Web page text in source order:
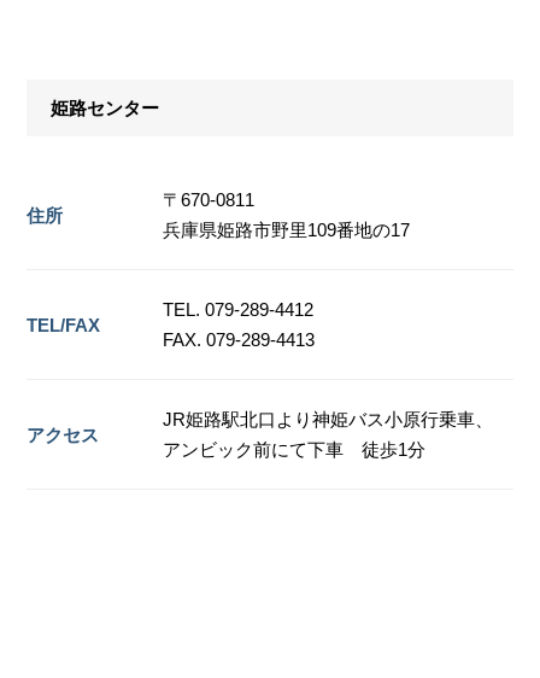
姫路センター
住所
〒670-0811
兵庫県姫路市野里109番地の17
TEL/FAX
TEL. 079-289-4412
FAX. 079-289-4413
アクセス
JR姫路駅北口より神姫バス小原行乗車、
アンビック前にて下車 徒歩1分